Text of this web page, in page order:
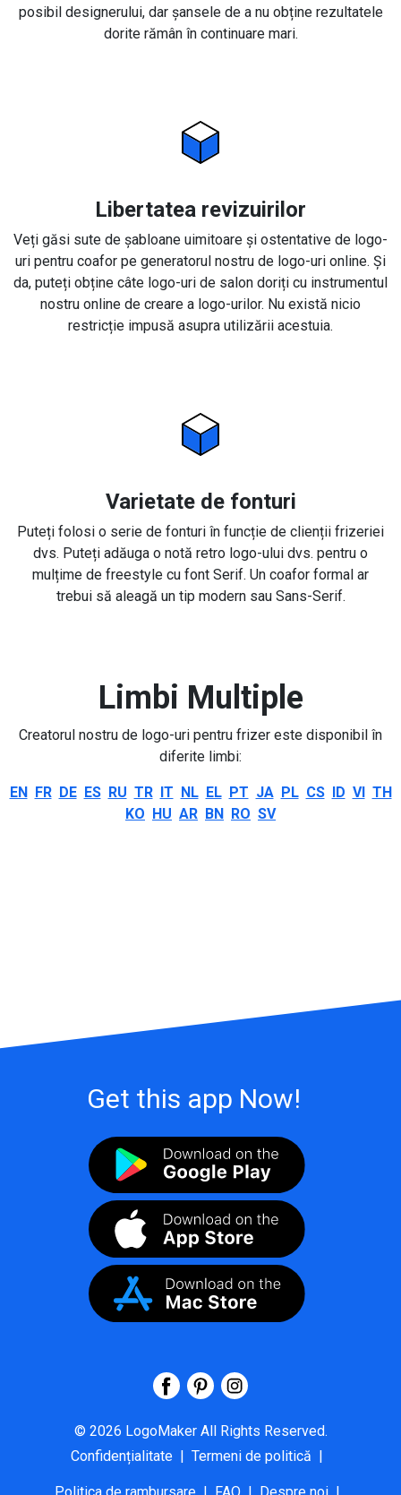
posibil designerului, dar șansele de a nu obține rezultatele
dorite rămân în continuare mari.
Libertatea revizuirilor
Veți găsi sute de șabloane uimitoare și ostentative de logo-
uri pentru coafor pe generatorul nostru de logo-uri online. Și
da, puteți obține câte logo-uri de salon doriți cu instrumentul
nostru online de creare a logo-urilor. Nu există nicio
restricție impusă asupra utilizării acestuia.
Varietate de fonturi
Puteți folosi o serie de fonturi în funcție de clienții frizeriei
dvs. Puteți adăuga o notă retro logo-ului dvs. pentru o
mulțime de freestyle cu font Serif. Un coafor formal ar
trebui să aleagă un tip modern sau Sans-Serif.
Limbi Multiple
Creatorul nostru de logo-uri pentru frizer este disponibil în
diferite limbi:
EN FR DE ES RU TR IT NL EL PT JA PL CS ID VI TH
KO HU AR BN RO SV
Get this app Now!
© 2026 LogoMaker All Rights Reserved.
Confidențialitate | Termeni de politică |